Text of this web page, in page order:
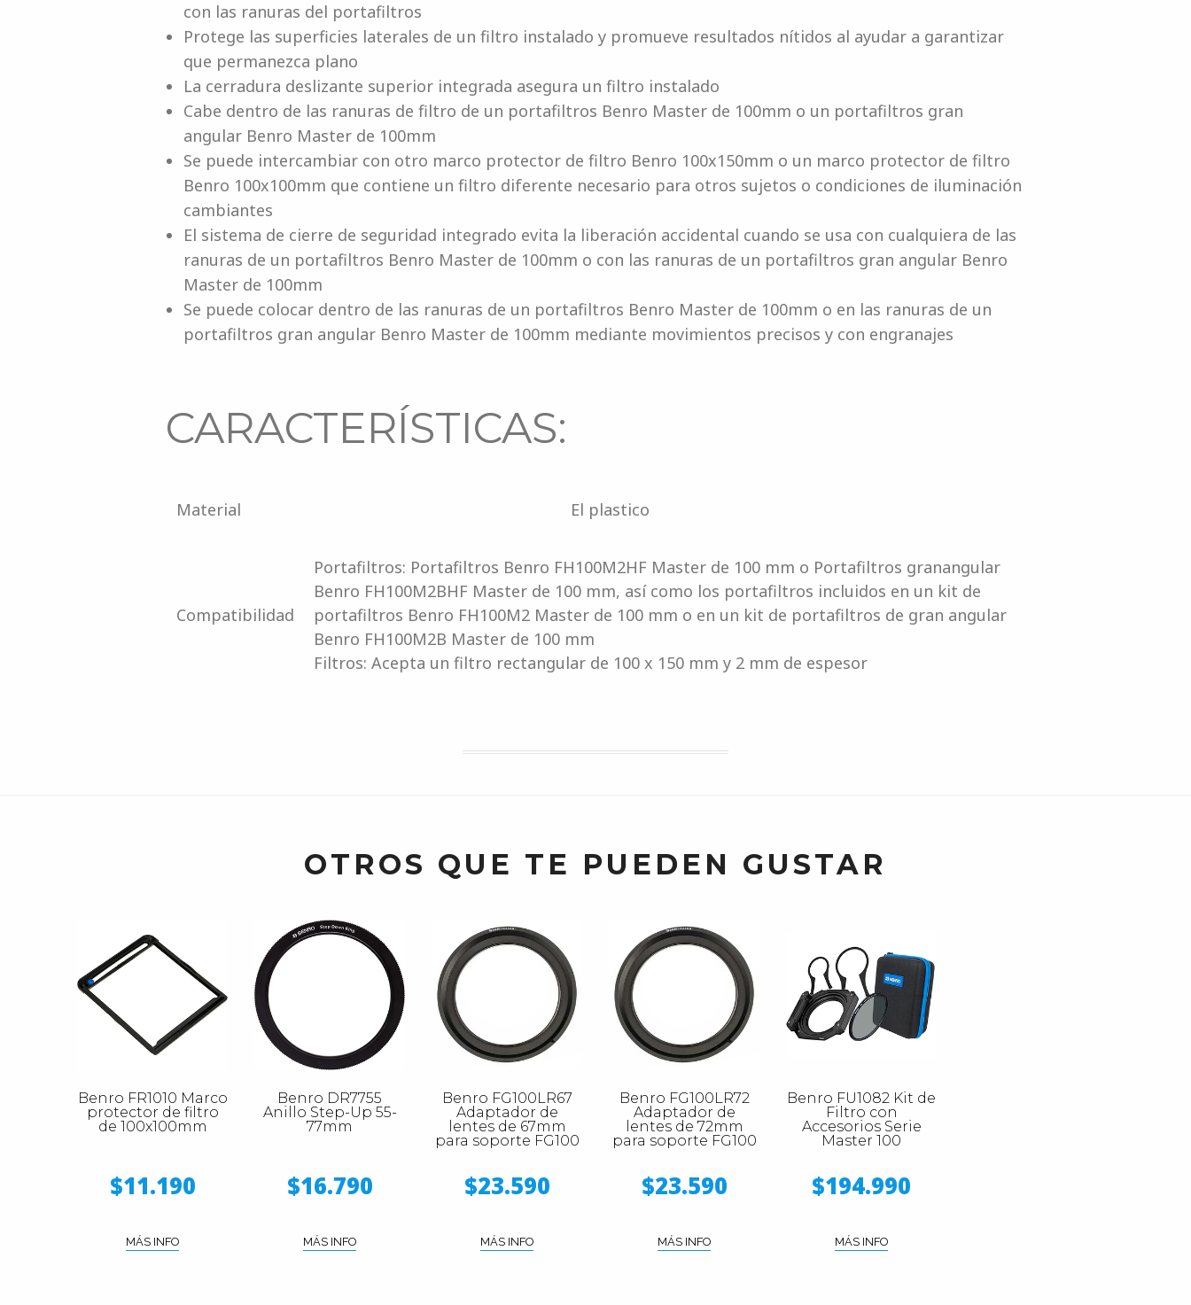
con las ranuras del portafiltros
Protege las superficies laterales de un filtro instalado y promueve resultados nítidos al ayudar a garantizar
que permanezca plano
La cerradura deslizante superior integrada asegura un filtro instalado
Cabe dentro de las ranuras de filtro de un portafiltros Benro Master de 100mm o un portafiltros gran
angular Benro Master de 100mm
Se puede intercambiar con otro marco protector de filtro Benro 100x150mm o un marco protector de filtro
Benro 100x100mm que contiene un filtro diferente necesario para otros sujetos o condiciones de iluminación
cambiantes
El sistema de cierre de seguridad integrado evita la liberación accidental cuando se usa con cualquiera de las
ranuras de un portafiltros Benro Master de 100mm o con las ranuras de un portafiltros gran angular Benro
Master de 100mm
Se puede colocar dentro de las ranuras de un portafiltros Benro Master de 100mm o en las ranuras de un
portafiltros gran angular Benro Master de 100mm mediante movimientos precisos y con engranajes
CARACTERÍSTICAS:
Material El plastico
Compatibilidad
Portafiltros: Portafiltros Benro FH100M2HF Master de 100 mm o Portafiltros granangular
Benro FH100M2BHF Master de 100 mm, así como los portafiltros incluidos en un kit de
portafiltros Benro FH100M2 Master de 100 mm o en un kit de portafiltros de gran angular
Benro FH100M2B Master de 100 mm
Filtros: Acepta un filtro rectangular de 100 x 150 mm y 2 mm de espesor
OTROS QUE TE PUEDEN GUSTAR
Benro FR1010 Marco
protector de filtro
de 100x100mm
$11.190
MÁS INFO
Benro DR7755
Anillo Step-Up 55-
77mm
$16.790
MÁS INFO
Benro FG100LR67
Adaptador de
lentes de 67mm
para soporte FG100
$23.590
MÁS INFO
Benro FG100LR72
Adaptador de
lentes de 72mm
para soporte FG100
$23.590
MÁS INFO
Benro FU1082 Kit de
Filtro con
Accesorios Serie
Master 100
$194.990
MÁS INFO